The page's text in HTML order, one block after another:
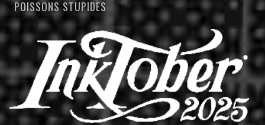
POISSONS STUPIDES